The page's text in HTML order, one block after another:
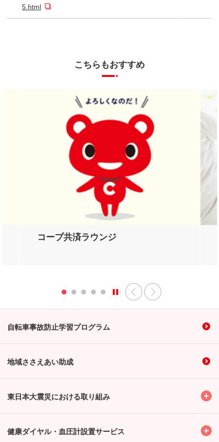
自転車事故防止学習プログラム
地域ささえあい助成
東日本大震災における取り組み
健康ダイヤル・血圧計設置サービス
5.html
こちらもおすすめ
コープ共済ラウンジ